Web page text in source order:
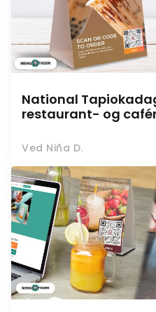
National
restaurant- og
Ved Niña D.